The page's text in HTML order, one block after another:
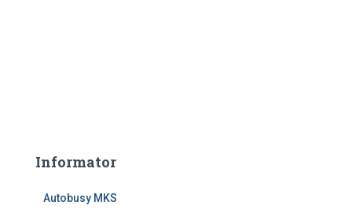
Informator
Autobusy MKS